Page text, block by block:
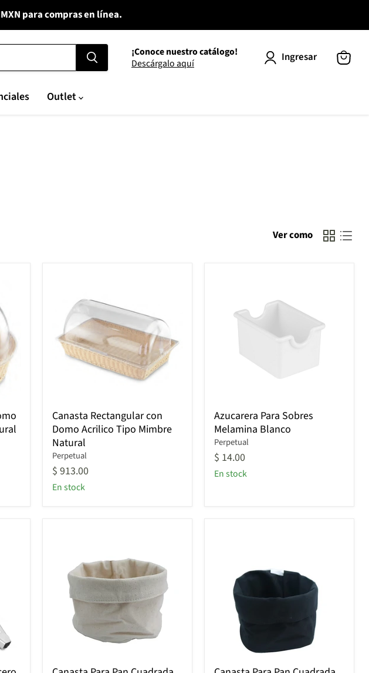
para compras en línea.
¡Conoce nuestro catálogo!
Descárgalo aquí
Ingresar
Ver
Outlet
Ver como
Canasta
Rectangular
con
Domo
Acrilico
Tipo
Mimbre
Natural
Canasta Rectangular con
Domo Acrilico Tipo Mimbre
Natural
Perpetual
$ 913.00
En stock
Azucarera
Para
Sobres
Melamina
Blanco
Azucarera Para Sobres
Melamina Blanco
Perpetual
$ 14.00
En stock